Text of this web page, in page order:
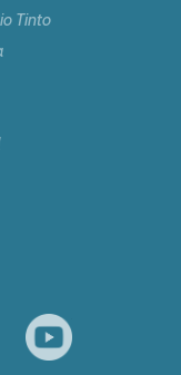
Tinto
Instagram